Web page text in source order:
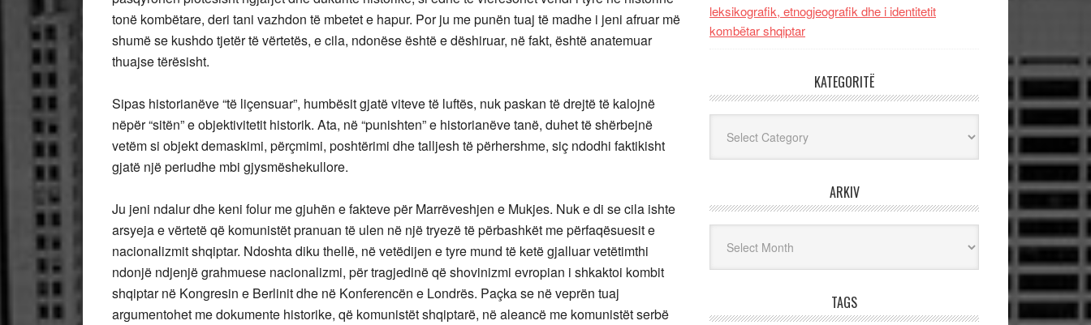
tonë kombëtare, deri tani vazhdon të mbetet e hapur. Por ju me punën tuaj të madhe i jeni afruar më
shumë se kushdo tjetër të vërtetës, e cila, ndonëse është e dëshiruar, në fakt, është anatemuar
thuajse tërësisht.
Sipas historianëve “të liçensuar”, humbësit gjatë viteve të luftës, nuk paskan të drejtë të kalojnë
nëpër “sitën” e objektivitetit historik. Ata, në “punishten” e historianëve tanë, duhet të shërbejnë
vetëm si objekt demaskimi, përçmimi, poshtërimi dhe talljesh të përhershme, siç ndodhi faktikisht
gjatë një periudhe mbi gjysmëshekullore.
Ju jeni ndalur dhe keni folur me gjuhën e fakteve për Marrëveshjen e Mukjes. Nuk e di se cila ishte
arsyeja e vërtetë që komunistët pranuan të ulen në një tryezë të përbashkët me përfaqësuesit e
nacionalizmit shqiptar. Ndoshta diku thellë, në vetëdijen e tyre mund të ketë gjalluar vetëtimthi
ndonjë ndjenjë grahmuese nacionalizmi, për tragjedinë që shovinizmi evropian i shkaktoi kombit
shqiptar në Kongresin e Berlinit dhe në Konferencën e Londrës. Paçka se në veprën tuaj
argumentohet me dokumente historike, që komunistët shqiptarë, në aleancë me komunistët serbë
leksikografik, etnogjeografik dhe i identitetit
kombëtar shqiptar
KATEGORITË
ARKIV
TAGS